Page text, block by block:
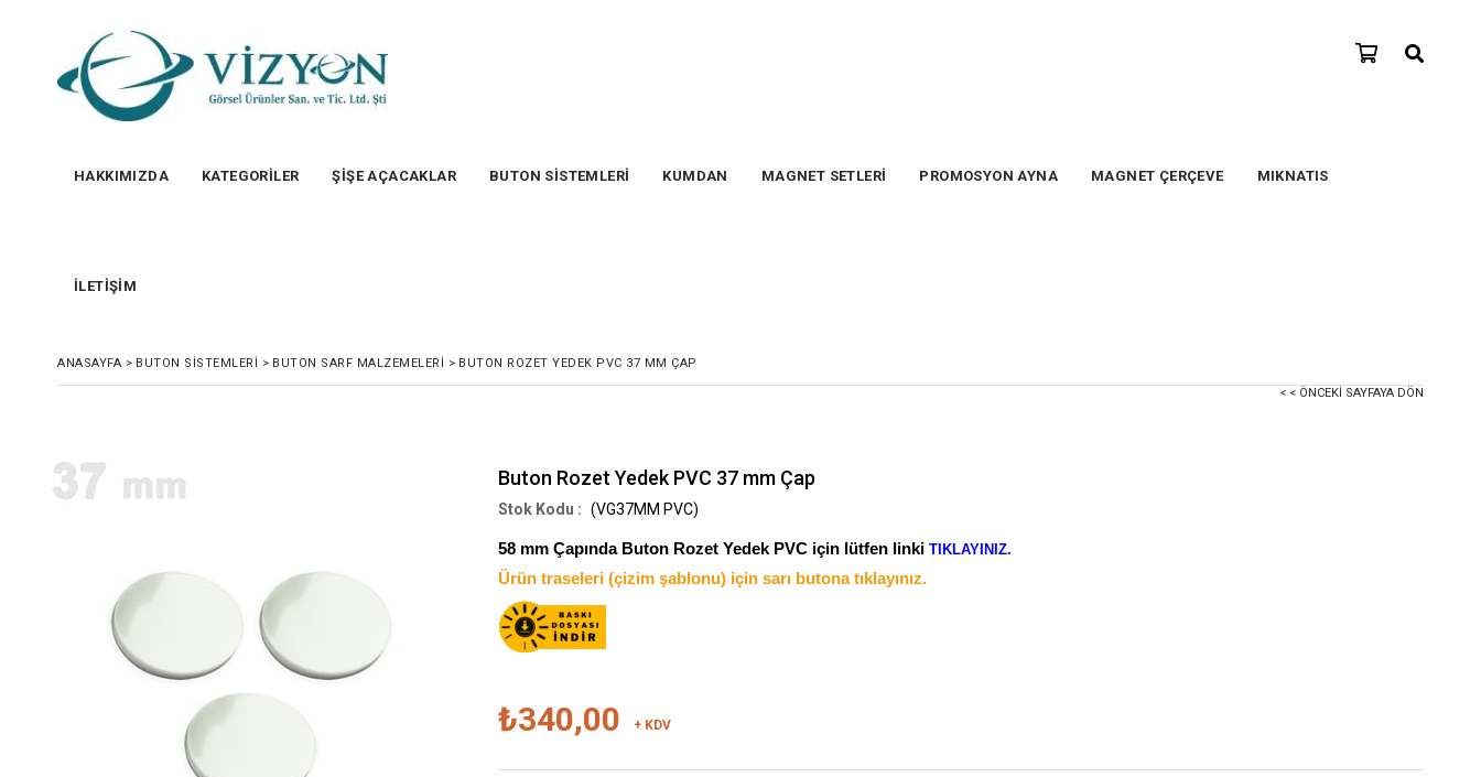
HAKKIMIZDA KATEGORİLER ŞİŞE AÇACAKLAR BUTON SİSTEMLERİ KUMDAN MAGNET SETLERİ PROMOSYON AYNA MAGNET ÇERÇEVE MIKNATIS
İLETİŞİM
ANASAYFA > BUTON SISTEMLERI > BUTON SARF MALZEMELERI > BUTON ROZET YEDEK PVC 37 MM ÇAP
< < ÖNCEKI SAYFAYA DÖN
Buton Rozet Yedek PVC 37 mm Çap
(VG37MM PVC)
58 mm Çapında Buton Rozet Yedek PVC için lütfen linki TIKLAYINIZ.
Ürün traseleri (çizim şablonu) için sarı butona tıklayınız.
₺340,00 + KDV